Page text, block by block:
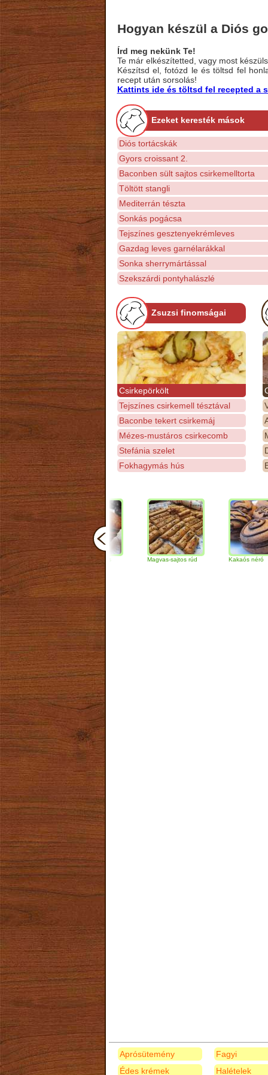
Hogyan készül a Diós
Írd meg nekünk Te!
Te már elkészítetted, vagy most
Készítsd el, fotózd le és töltsd fel
recept után sorsolás!
Kattints ide és töltsd fel recepted a
Ezeket keresték mások
Diós tortácskák
Gyors croissant 2.
Baconben sült sajtos csirkemelltorta
Töltött stangli
Mediterrán tészta
Sonkás pogácsa
Tejszínes gesztenyekrémleves
Gazdag leves garnélarákkal
Sonka sherrymártással
Szekszárdi pontyhalászlé
Zsuzsi finomságai
Csirkepörkölt
Tejszínes csirkemell tésztával
Baconbe tekert csirkemáj
Mézes-mustáros csirkecomb
Stefánia szelet
Fokhagymás hús
Csokoládés-diós
szendvics
Magvas-sajtos rúd Kakaós néró
Aprósütemény
Édes krémek
Fagyi
Halételek